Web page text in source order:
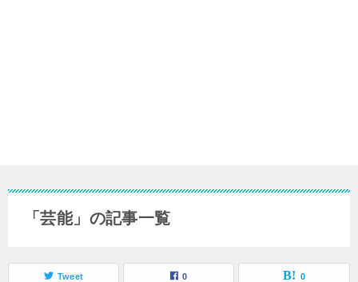
「芸能」の記事一覧
Tweet 0 0